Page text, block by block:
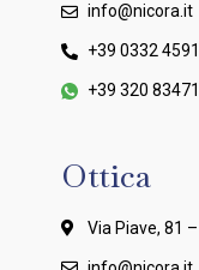
info@nicora.it
+39 0332
+39 320
Ottica
Via Piave, 81